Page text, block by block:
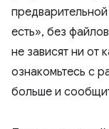
есть», без
не зависят ни от
ознакомьтесь с
больше и